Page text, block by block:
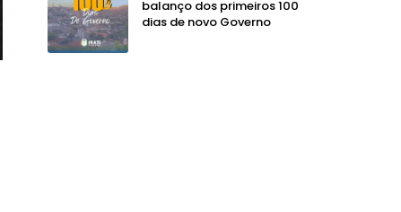
balanço dos primeiros 100
dias de novo Governo